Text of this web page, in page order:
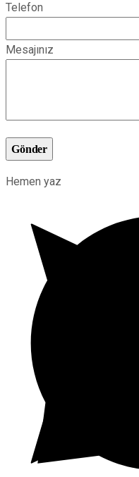
Telefon
Mesajınız
Gönder
Hemen yaz